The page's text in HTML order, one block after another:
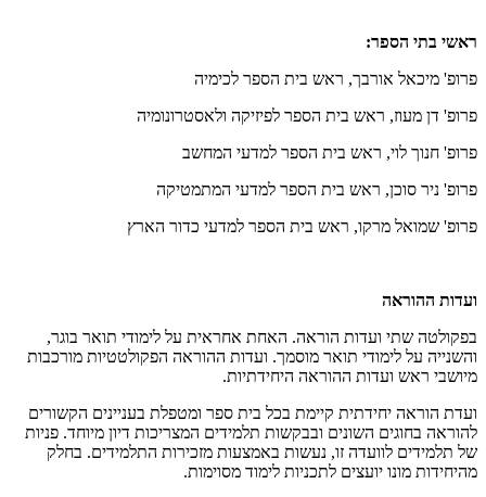
ראשי בתי הספר:
פרופ' מיכאל אורבך, ראש בית הספר לכימיה
פרופ' דן מעוז, ראש בית הספר לפיזיקה ולאסטרונומיה
פרופ' חנוך לוי, ראש בית הספר למדעי המחשב
פרופ' ניר סוכן, ראש בית הספר למדעי המתמטיקה
פרופ' שמואל מרקו, ראש בית הספר למדעי כדור הארץ
ועדות ההוראה
בפקולטה שתי ועדות הוראה. האחת אחראית על לימודי תואר בוגר,
והשנייה על לימודי תואר מוסמך. ועדות ההוראה הפקולטטיות מורכבות
מיושבי ראש ועדות ההוראה היחידתיות.
ועדת הוראה יחידתית קיימת בכל בית ספר ומטפלת בעניינים הקשורים
להוראה בחוגים השונים ובבקשות תלמידים המצריכות דיון מיוחד. פניות
של תלמידים לוועדה זו, נעשות באמצעות מזכירות התלמידים. בחלק
מהיחידות מונו יועצים לתכניות לימוד מסוימות.